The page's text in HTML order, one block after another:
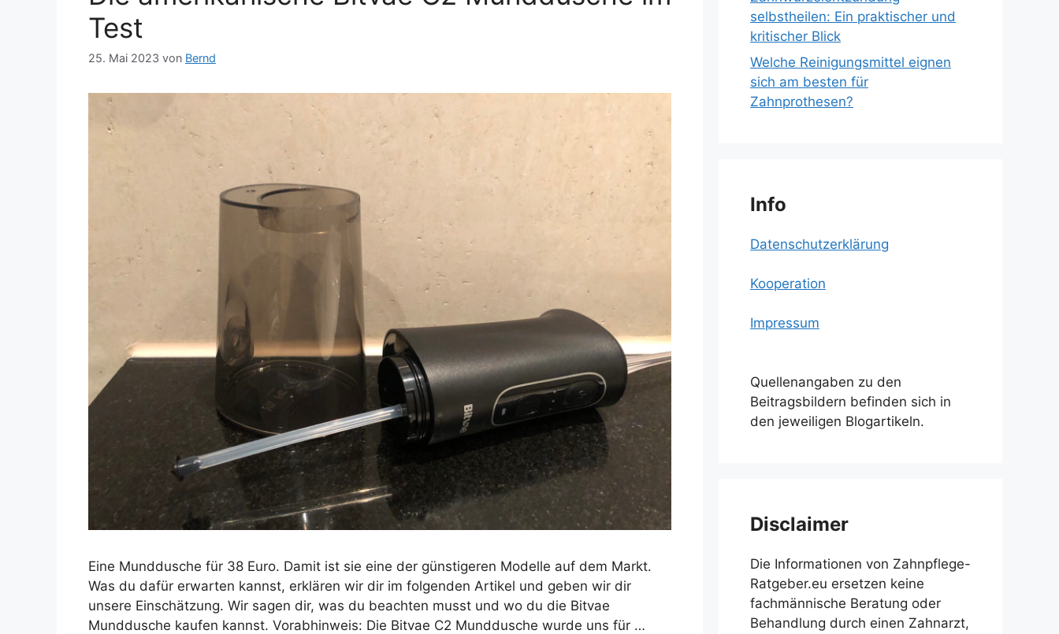
Test
25. Mai 2023 von Bernd
Eine Munddusche für 38 Euro. Damit ist sie eine der günstigeren Modelle auf dem Markt.
Was du dafür erwarten kannst, erklären wir dir im folgenden Artikel und geben wir dir
unsere Einschätzung. Wir sagen dir, was du beachten musst und wo du die Bitvae
Munddusche kaufen kannst. Vorabhinweis: Die Bitvae C2 Munddusche wurde uns für …
selbstheilen: Ein praktischer und
kritischer Blick
Welche Reinigungsmittel eignen
sich am besten für
Zahnprothesen?
Info
Datenschutzerklärung
Kooperation
Impressum
Quellenangaben zu den
Beitragsbildern befinden sich in
den jeweiligen Blogartikeln.
Disclaimer
Die Informationen von Zahnpflege-
Ratgeber.eu ersetzen keine
fachmännische Beratung oder
Behandlung durch einen Zahnarzt,